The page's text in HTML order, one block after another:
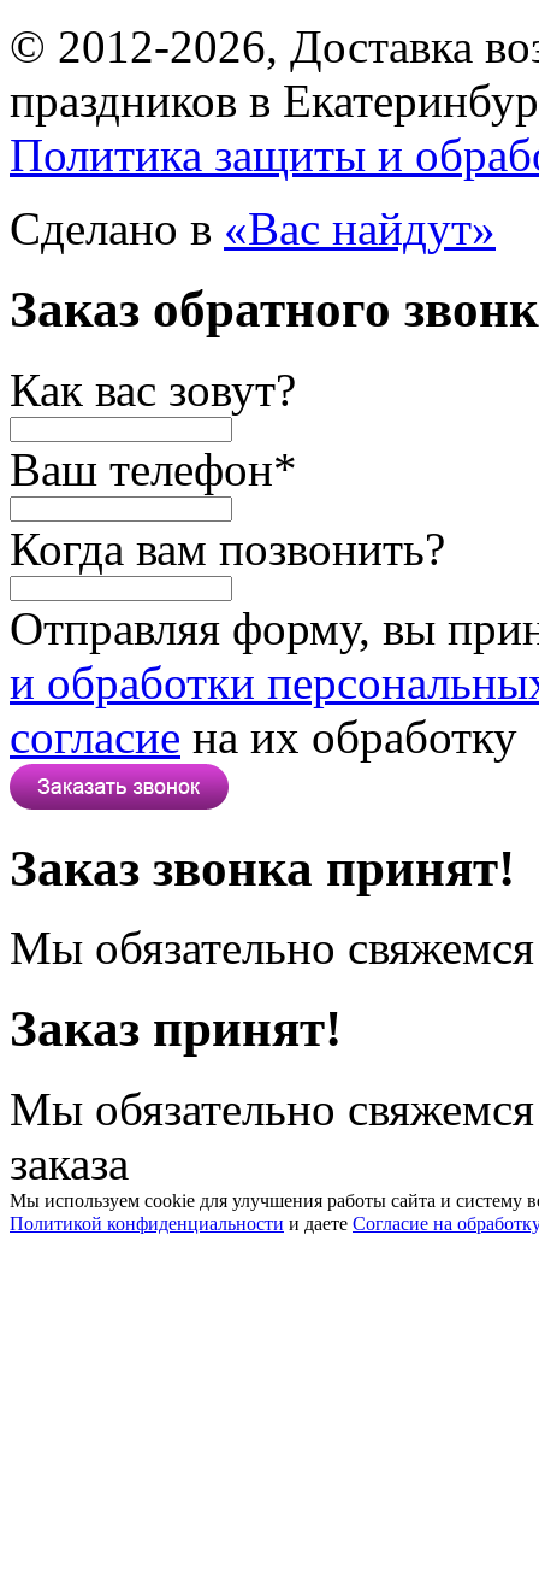
© 2012-2026, Доставка
праздников в
Политика защиты и
Сделано в «Вас найдут»
Заказ обратного
Как вас зовут?
Ваш телефон*
Когда вам позвонить?
Отправляя форму, вы
и обработки
согласие на их обработку
Заказ звонка принят!
Мы обязательно
Заказ принят!
Мы обязательно
заказа
Мы используем cookie для улучшения работы сайта и систему
Политикой конфиденциальности и даете Согласие на